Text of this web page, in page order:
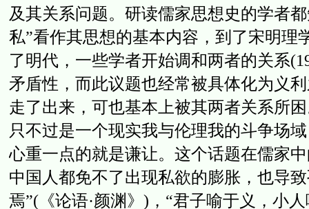
及其关系问题。研读儒家思想史的学者
私”看作其思想的基本内容，到了宋明理
了明代，一些学者开始调和两者的关系
矛盾性，而此议题也经常被具体化为义
走了出来，可也基本上被其两者关系所
只不过是一个现实我与伦理我的斗争场
心重一点的就是谦让。这个话题在儒家
中国人都免不了出现私欲的膨胀，也导
焉”(《论语·颜渊》)，“君子喻于义，小